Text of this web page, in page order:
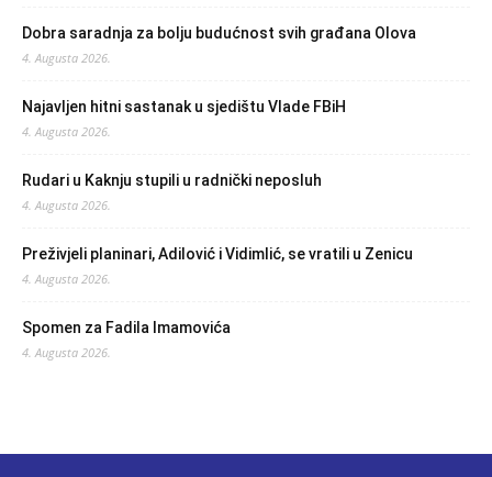
Dobra saradnja za bolju budućnost svih građana Olova
4. Augusta 2026.
Najavljen hitni sastanak u sjedištu Vlade FBiH
4. Augusta 2026.
Rudari u Kaknju stupili u radnički neposluh
4. Augusta 2026.
Preživjeli planinari, Adilović i Vidimlić, se vratili u Zenicu
4. Augusta 2026.
Spomen za Fadila Imamovića
4. Augusta 2026.